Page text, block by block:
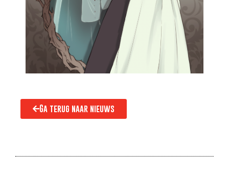
Ga terug naar nieuws